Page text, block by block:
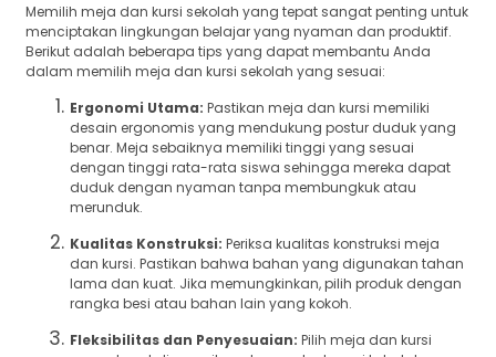
Memilih meja dan kursi sekolah yang tepat sangat penting untuk
menciptakan lingkungan belajar yang nyaman dan produktif.
Berikut adalah beberapa tips yang dapat membantu Anda
dalam memilih meja dan kursi sekolah yang sesuai:
Ergonomi Utama: Pastikan meja dan kursi memiliki
desain ergonomis yang mendukung postur duduk yang
benar. Meja sebaiknya memiliki tinggi yang sesuai
dengan tinggi rata-rata siswa sehingga mereka dapat
duduk dengan nyaman tanpa membungkuk atau
merunduk.
Kualitas Konstruksi: Periksa kualitas konstruksi meja
dan kursi. Pastikan bahwa bahan yang digunakan tahan
lama dan kuat. Jika memungkinkan, pilih produk dengan
rangka besi atau bahan lain yang kokoh.
Fleksibilitas dan Penyesuaian: Pilih meja dan kursi